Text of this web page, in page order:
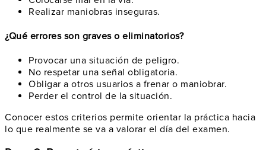
Realizar maniobras inseguras.
¿Qué errores son graves o eliminatorios?
Provocar una situación de peligro.
No respetar una señal obligatoria.
Obligar a otros usuarios a frenar o maniobrar.
Perder el control de la situación.
Conocer estos criterios permite orientar la práctica hacia
lo que realmente se va a valorar el día del examen.